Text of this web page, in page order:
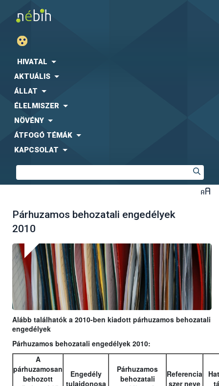
HIVATAL
AKTUÁLIS
ÁLLAT
ÉLELMISZER
NÖVÉNY
ÁTFOGÓ TÉMÁK
KAPCSOLAT
Párhuzamos behozatali engedélyek
2010
Alább találhatók a 2010-ben kiadott párhuzamos behozatali
engedélyek
Párhuzamos behozatali engedélyek 2010:
A
párhuzamosan
behozott
Engedély
tulajdonosa
Párhuzamos
behozatali
Referencia
szer neve